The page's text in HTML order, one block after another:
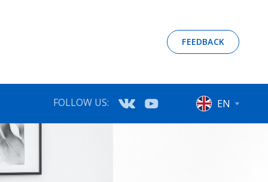
FEEDBACK
FOLLOW US: EN